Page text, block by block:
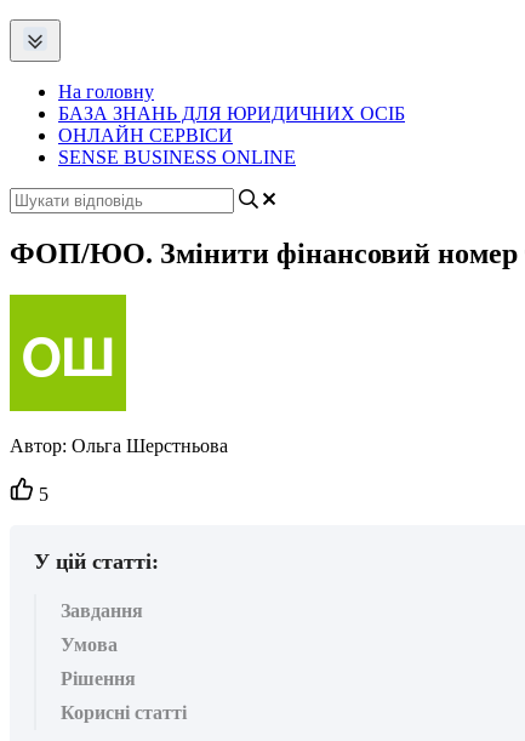
На головну
БАЗА ЗНАНЬ ДЛЯ ЮРИДИЧНИХ ОСІБ
ОНЛАЙН СЕРВІСИ
SENSE BUSINESS ONLINE
ФОП/ЮО. Змінити фінансовий номер
Автор: Ольга Шерстньова
Кількість
вподобайок:
5
У цій статті:
Завдання
Умова
Рішення
Корисні статті